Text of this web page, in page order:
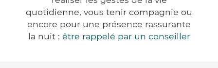
quotidienne, vous tenir compagnie ou
encore pour une présence rassurante
la nuit : être rappelé par un conseiller